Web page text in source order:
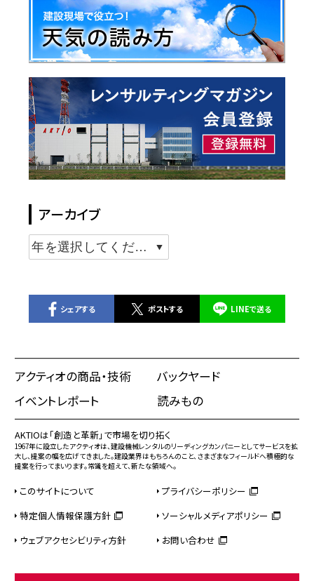
アーカイブ
シェアする ポストする LINEで送る
アクティオの商品・技術
バックヤード
イベントレポート
読みもの
AKTIOは「創造と革新」で市場を切り拓く
1967年に設立したアクティオは、建設機械レンタルのリーディングカンパニーとしてサービスを拡
大し、提案の幅を広げてきました。建設業界はもちろんのこと、さまざまなフィールドへ積極的な
提案を行ってまいります。常識を超えて、新たな領域へ。
このサイトについて
プライバシーポリシー
特定個人情報保護方針
ソーシャルメディアポリシー
ウェブアクセシビリティ方針
お問い合わせ